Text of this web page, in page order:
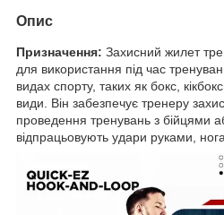
Опис
Призначення: Захисний жилет
для використання під час
видах спорту, таких як бокс,
види. Він забезпечує тренеру
проведення тренувань з бійцями
відпрацьовують удари руками,